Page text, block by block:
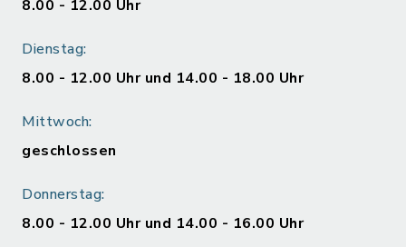
8.00 - 12.00 Uhr
Dienstag:
8.00 - 12.00 Uhr und 14.00 - 18.00 Uhr
Mittwoch:
geschlossen
Donnerstag:
8.00 - 12.00 Uhr und 14.00 - 16.00 Uhr